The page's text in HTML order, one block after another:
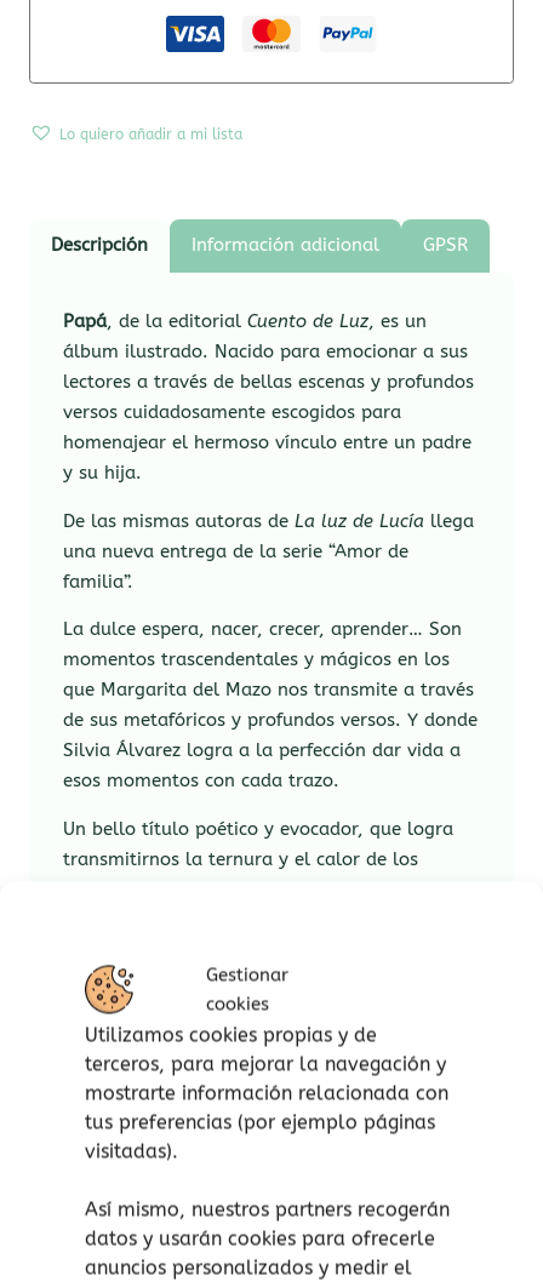
Gestionar
cookies
Utilizamos cookies propias y de
terceros, para mejorar la navegación y
mostrarte información relacionada con
tus preferencias (por ejemplo páginas
visitadas).
Así mismo, nuestros partners recogerán
datos y usarán cookies para ofrecerle
anuncios personalizados y medir el
Lo quiero añadir a mi lista
Descripción Información adicional GPSR
Papá, de la editorial Cuento de Luz, es un
álbum ilustrado. Nacido para emocionar a sus
lectores a través de bellas escenas y profundos
versos cuidadosamente escogidos para
homenajear el hermoso vínculo entre un padre
y su hija.
De las mismas autoras deLa luz de Lucía llega
una nueva entrega de la serie “Amor de
familia”.
La dulce espera, nacer, crecer, aprender… Son
momentos trascendentales y mágicos en los
que Margarita del Mazo nos transmite a través
de sus metafóricos y profundos versos. Y donde
Silvia Álvarez logra a la perfección dar vida a
esos momentos con cada trazo.
Un bello título poético y evocador, que logra
transmitirnos la ternura y el calor de los
impulsor de la creatividad y la imaginación
desmedidas… un padre es eso y mucho más.
Crecer junto a un padre amoroso, presente y
participativo, sembrará en sus hijos e hijas la
seguridad de sentirse capaces de alcanzar y
lograr cualquier meta que se propongan en sus
el juego se confunden entre hermosas y
delicadas láminas que logran emocionarnos.